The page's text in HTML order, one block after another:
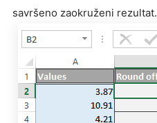
savršeno zaokruženi rezultat.